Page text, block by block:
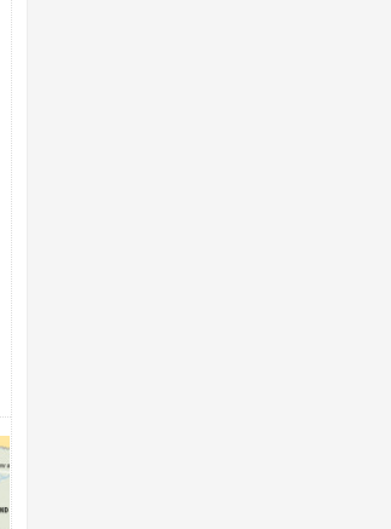
Росія атакувала Суми
торговельний центр, будинки,